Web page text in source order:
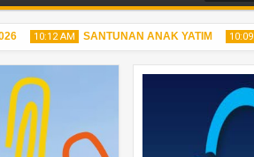
10:12 AM SANTUNAN ANAK YATIM 10:09 AM